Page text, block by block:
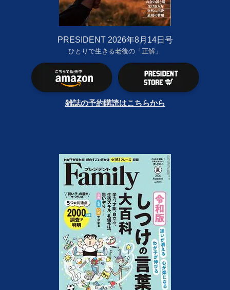
PRESIDENT 2026年8月14日号
ひとりで生きる老後の「正解」
雑誌の予約購読はこちらから